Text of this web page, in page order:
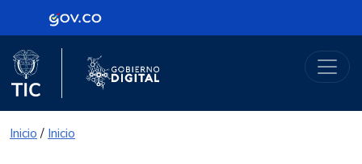
Logo Gobierno de Colombia
Portal Gobierno Digital
Logo del Ministerio TIC
Inicio/ Inicio